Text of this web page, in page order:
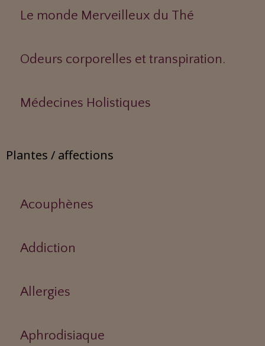
Le monde Merveilleux du Thé
Odeurs corporelles et transpiration.
Médecines Holistiques
Plantes / affections
Acouphènes
Addiction
Allergies
Aphrodisiaque